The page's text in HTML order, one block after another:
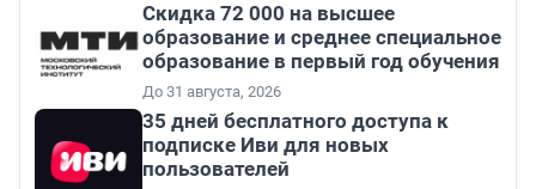
Скидка 72 000 на высшее
образование и среднее специальное
образование в первый год обучения
До 31 августа, 2026
35 дней бесплатного доступа к
подписке Иви для новых
пользователей